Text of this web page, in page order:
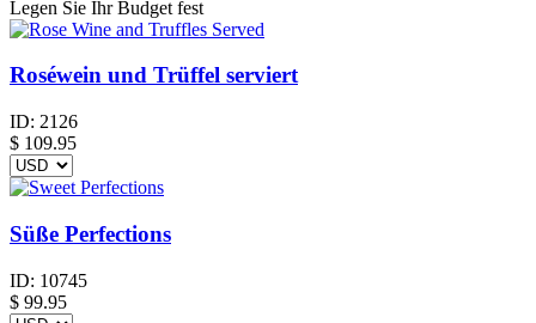
Legen Sie Ihr Budget fest
Roséwein und Trüffel serviert
ID: 2126
$ 109.95
Süße Perfections
ID: 10745
$ 99.95